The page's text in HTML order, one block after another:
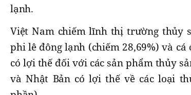
lạnh.
Việt Nam chiếm lĩnh thị trường thủy
phi lê đông lạnh (chiếm 28,69%) và
có lợi thế đối với các sản phẩm thủy
và Nhật Bản có lợi thế về các loại